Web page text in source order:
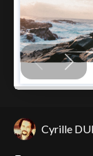
Cyrille